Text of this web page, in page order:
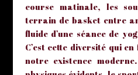
course matinale, les
terrain de basket entre
fluide d’une séance de
C’est cette diversité qui
notre existence